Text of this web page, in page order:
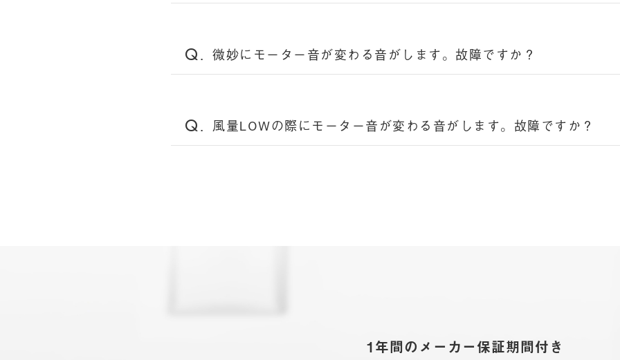
微妙にモーター音が変わる音がします。故障ですか？
風量LOWの際にモーター音が変わる音がします。故障ですか？
1年間のメーカー保証期間付き